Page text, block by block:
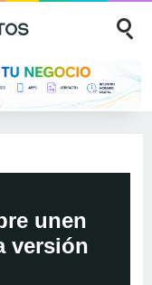
unen
versión